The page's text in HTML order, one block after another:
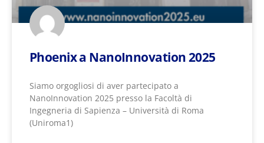
Phoenix a NanoInnovation 2025
Siamo orgogliosi di aver partecipato a
NanoInnovation 2025 presso la Facoltà di
Ingegneria di Sapienza – Università di Roma
(Uniroma1)